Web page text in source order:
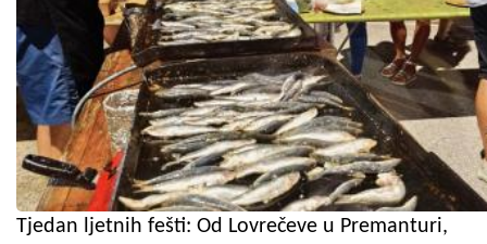
Tjedan ljetnih fešti: Od Lovrečeve u Premanturi,